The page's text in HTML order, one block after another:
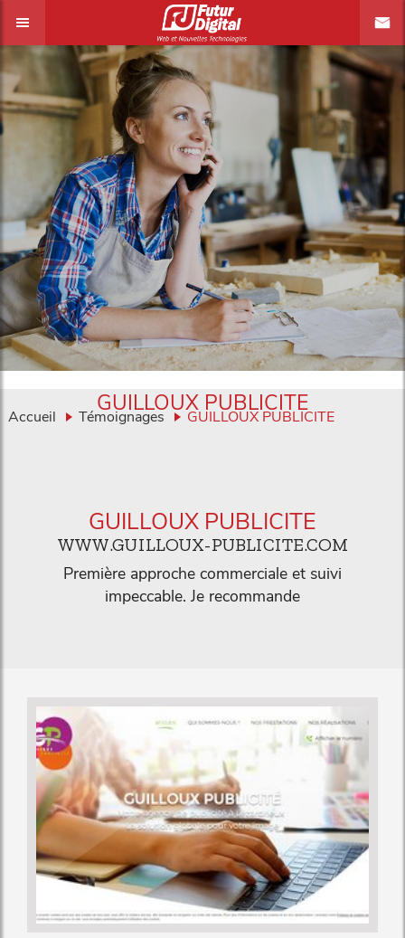
Accueil Témoignages GUILLOUX PUBLICITE
GUILLOUX PUBLICITE
GUILLOUX PUBLICITE
WWW.GUILLOUX-PUBLICITE.COM
Première approche commerciale et suivi
impeccable. Je recommande